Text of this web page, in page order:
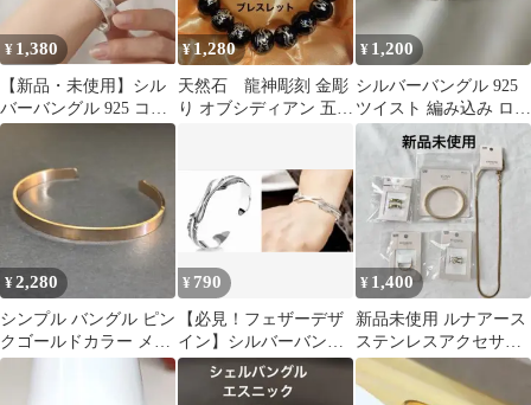
¥ 1,380
【新品・未使用】シル
バーバングル 925 コー
ティング ブレスレット
¥1,280
天然石 龍神彫刻 金彫
り オブシディアン 五爪
¥ 1,200
シルバーバングル 925
ツイスト 編み込み ロー
プ柄 男女兼用 フリーサ
¥2,280
シンプル バングル ピン
クゴールドカラー メン
ズ レディース
¥ 790
【必見！フェザーデザ
イン】シルバーバング
ル
¥ 1,400
新品未使用 ルナアース
ステンレスアクセサリ
ー 5点セット リング ネ
ックレス